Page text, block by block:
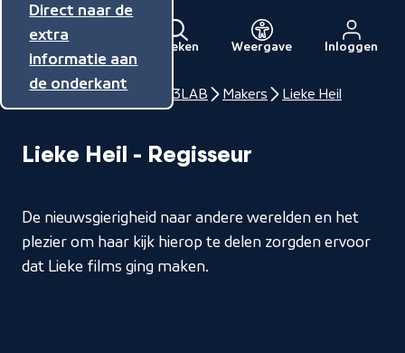
Direct naar de
inhoud
Direct naar de
hoofdnavigatie
Direct naar de
extra
informatie aan
de onderkant
Menu
Naar
de
beginpagina
NPO
Zoeken Weergave Inloggen
Home NPO Talent 3LAB Makers Lieke Heil
Lieke Heil - Regisseur
De nieuwsgierigheid naar andere werelden en het
plezier om haar kijk hierop te delen zorgden ervoor
dat Lieke films ging maken.